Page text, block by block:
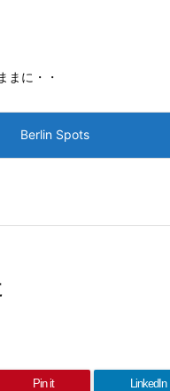
まに・・
Berlin Spots
Pin it LinkedIn